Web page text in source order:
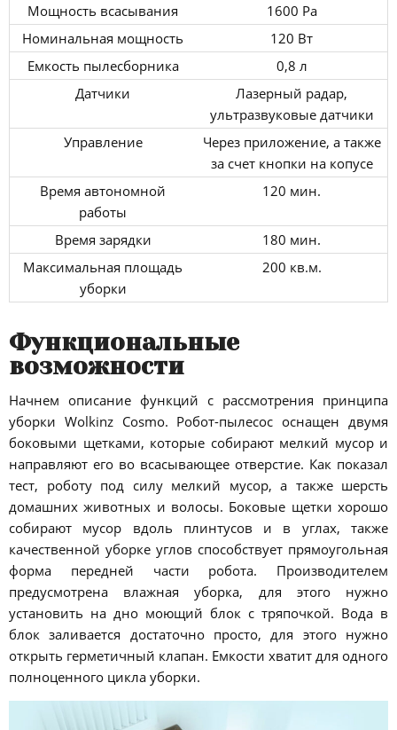
Мощность всасывания
1600 Pa
Номинальная мощность
120 Вт
Емкость пылесборника
0,8 л
Датчики
Лазерный радар,
ультразвуковые датчики
Управление
Через приложение, а также
за счет кнопки на копусе
Время автономной
работы
120 мин.
Время зарядки
180 мин.
Максимальная площадь
уборки
200 кв.м.
Функциональные
возможности
Начнем описание функций с рассмотрения принципа
уборки Wolkinz Cosmo. Робот-пылесос оснащен двумя
боковыми щетками, которые собирают мелкий мусор и
направляют его во всасывающее отверстие. Как показал
тест, роботу под силу мелкий мусор, а также шерсть
домашних животных и волосы. Боковые щетки хорошо
собирают мусор вдоль плинтусов и в углах, также
качественной уборке углов способствует прямоугольная
форма передней части робота. Производителем
предусмотрена влажная уборка, для этого нужно
установить на дно моющий блок с тряпочкой. Вода в
блок заливается достаточно просто, для этого нужно
открыть герметичный клапан. Емкости хватит для одного
полноценного цикла уборки.